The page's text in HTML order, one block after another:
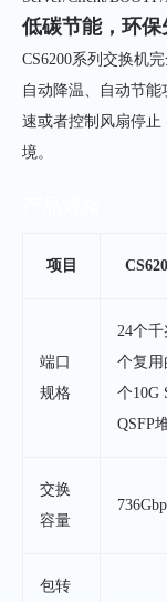
低碳节能，环保
CS6200系列交换机
自动降温、自动节
速或者控制风扇停
境。
项目
端口
规格
24个千
个复用
个10G
QSFP
交换
容量
包转